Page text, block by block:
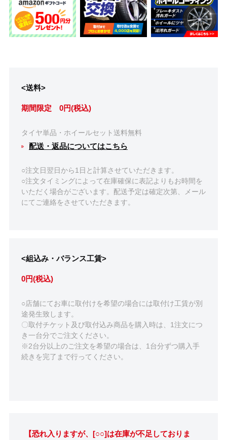
<送料>
期間限定 0円(税込)
タイヤ単品・ホイールセット送料無料
配送・返品についてはこちら
○注文日翌日から1日と計算させていただきます。
○注文タイミングによって在庫確保に表記よりもお時間を
いただく場合がございます。配送予定は確定次第、メール
にてご連絡をさせていただきます。
<組込み・バランス工賃>
0円(税込)
○店舗にてお車に取付けを希望の場合には取付け工賃が別
途発生致します。
〇取付チケット及び取付込み商品を購入時は、1注文につ
き一台分でご注文ください。
※2台分以上のご注文を希望の場合は、1台分ずつ購入手
続きを完了まで行ってください。
【恐れ入りますが、[○○]は在庫が不足しておりま